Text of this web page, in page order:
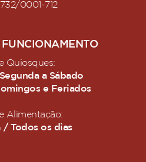
0001-712
Quiosques:
a Sábado
e Feriados
Alimentação:
/ Todos os dias